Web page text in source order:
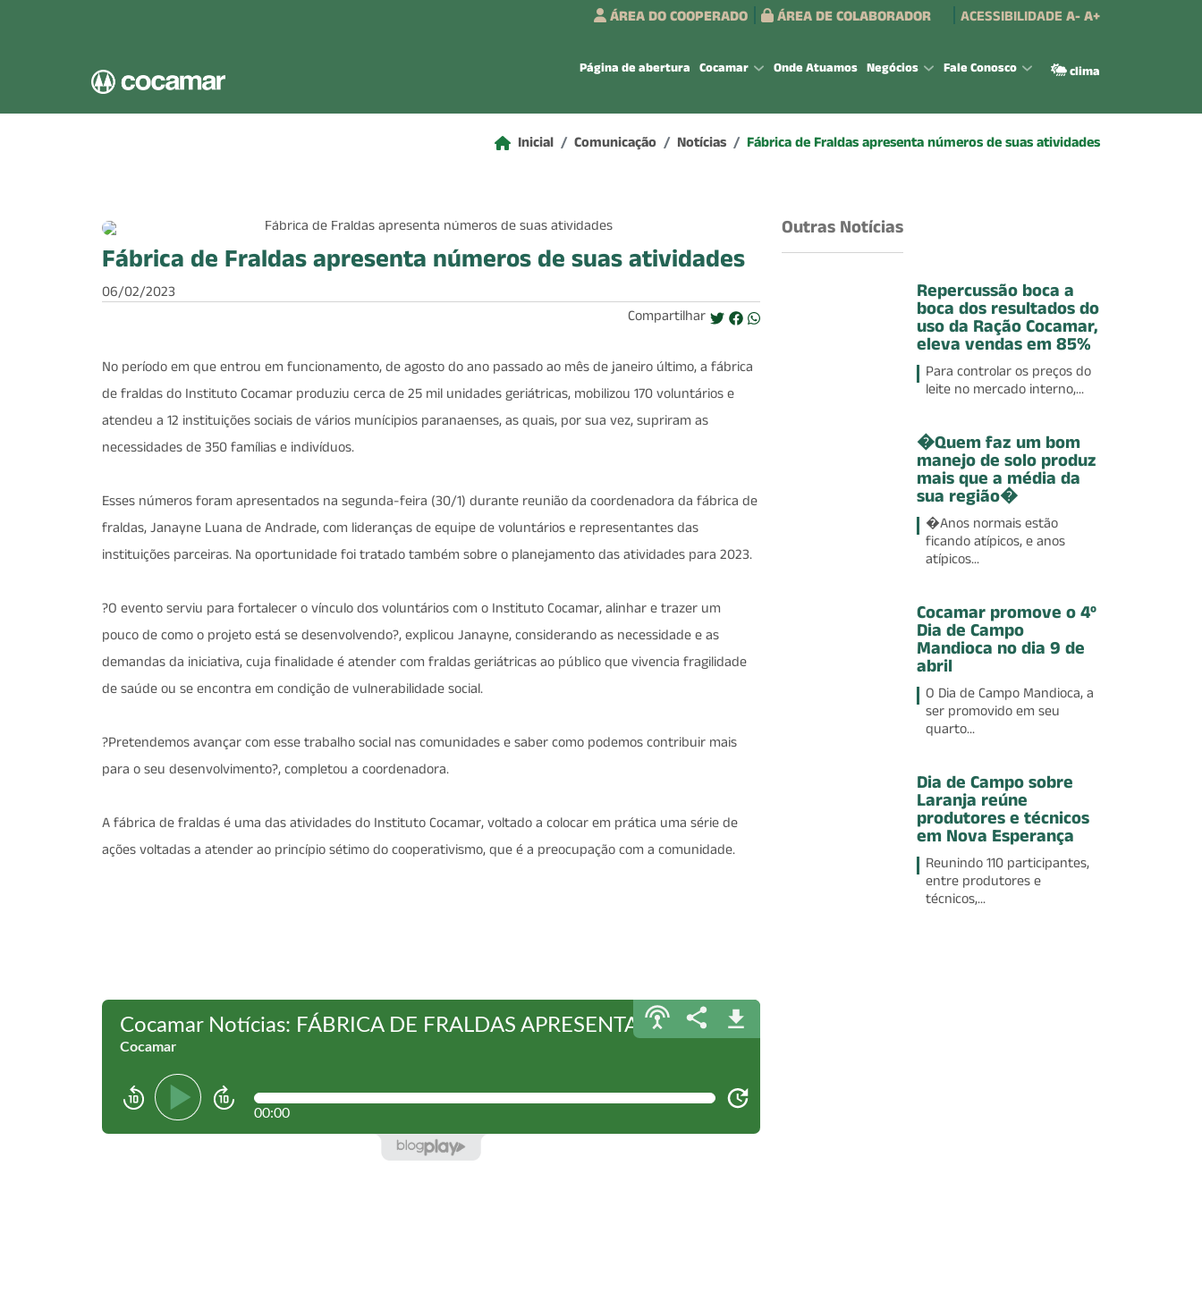
ÁREA DO COOPERADO
ÁREA DE COLABORADOR ACESSIBILIDADE A-A+
Página de abertura Cocamar Onde Atuamos Negócios Fale Conosco clima
Inicial Comunicação Notícias Fábrica de Fraldas apresenta números de suas atividades
Fábrica de Fraldas apresenta números de suas atividades
06/02/2023
Compartilhar
No período em que entrou em funcionamento, de agosto do ano passado ao mês de janeiro último, a fábrica
de fraldas do Instituto Cocamar produziu cerca de 25 mil unidades geriátricas, mobilizou 170 voluntários e
atendeu a 12 instituições sociais de vários munícipios paranaenses, as quais, por sua vez, supriram as
necessidades de 350 famílias e indivíduos.
Esses números foram apresentados na segunda-feira (30/1) durante reunião da coordenadora da fábrica de
fraldas, Janayne Luana de Andrade, com lideranças de equipe de voluntários e representantes das
instituições parceiras. Na oportunidade foi tratado também sobre o planejamento das atividades para 2023.
?O evento serviu para fortalecer o vínculo dos voluntários com o Instituto Cocamar, alinhar e trazer um
pouco de como o projeto está se desenvolvendo?, explicou Janayne, considerando as necessidade e as
demandas da iniciativa, cuja finalidade é atender com fraldas geriátricas ao público que vivencia fragilidade
de saúde ou se encontra em condição de vulnerabilidade social.
?Pretendemos avançar com esse trabalho social nas comunidades e saber como podemos contribuir mais
para o seu desenvolvimento?, completou a coordenadora.
A fábrica de fraldas é uma das atividades do Instituto Cocamar, voltado a colocar em prática uma série de
ações voltadas a atender ao princípio sétimo do cooperativismo, que é a preocupação com a comunidade.
Outras Notícias
Repercussão boca a
boca dos resultados do
uso da Ração Cocamar,
eleva vendas em 85%
Para controlar os preços do
leite no mercado interno,...
�Quem faz um bom
manejo de solo produz
mais que a média da
sua região�
�Anos normais estão
ficando atípicos, e anos
atípicos...
Cocamar promove o 4º
Dia de Campo
Mandioca no dia 9 de
abril
O Dia de Campo Mandioca, a
ser promovido em seu
quarto...
Dia de Campo sobre
Laranja reúne
produtores e técnicos
em Nova Esperança
Reunindo 110 participantes,
entre produtores e
técnicos,...